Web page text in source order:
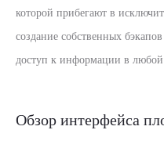
которой прибегают в
создание собственных
доступ к информации в
Обзор интерфейса